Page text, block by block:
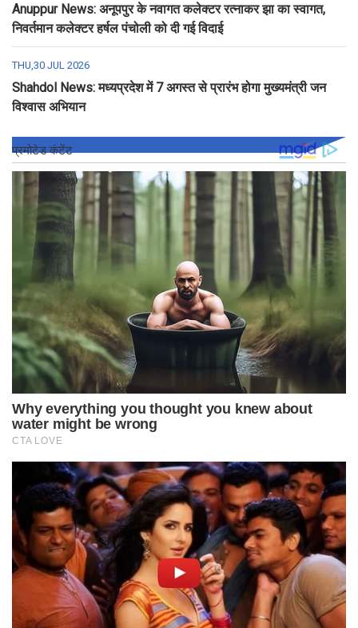
Anuppur News: अनूपपुर के नवागत कलेक्टर रत्नाकर झा का स्वागत,
निवर्तमान कलेक्टर हर्षल पंचोली को दी गई विदाई
THU,30 JUL 2026
Shahdol News: मध्यप्रदेश में 7 अगस्त से प्रारंभ होगा मुख्यमंत्री जन
विश्वास अभियान